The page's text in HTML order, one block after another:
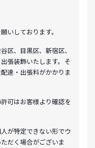
いしております。
区、目黒区、新宿区、
張装飾いたします。そ
達・出張料がかかりま
可はお客様より確認を
が特定できない形でウ
だく場合がございま